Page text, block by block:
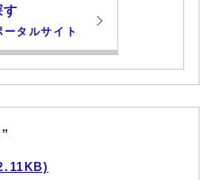
タルサイト